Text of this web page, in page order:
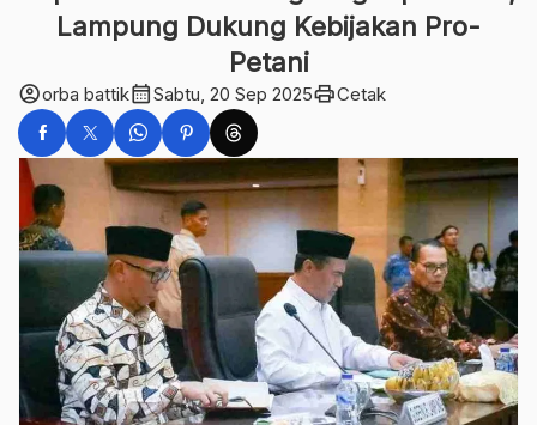
Lampung Dukung Kebijakan Pro-
Petani
account_circleorba battikcalendar_monthSabtu, 20 Sep 2025printCetak